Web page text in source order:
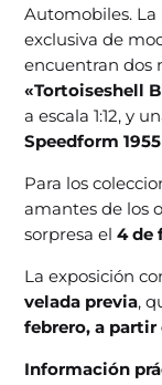
Automobiles. La
exclusiva de
encuentran dos
«Tortoiseshell
a escala 1:12, y
Speedform 1955
Para los
amantes de los
sorpresa el4 de
La exposición
velada previa,
febrero, a partir
Información